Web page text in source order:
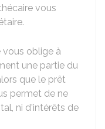
vous
vous oblige à
une partie du
que le prêt
permet de ne
ni d'intérêts de